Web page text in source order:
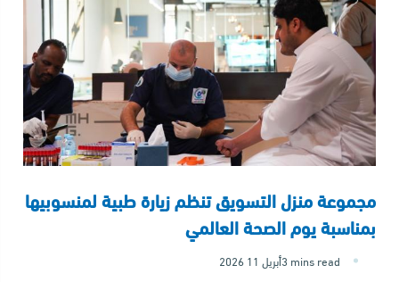
مجموعة منزل التسويق تنظم زيارة طبية لمنسوبيها
بمناسبة يوم الصحة العالمي
2026 أبريل 113 mins read